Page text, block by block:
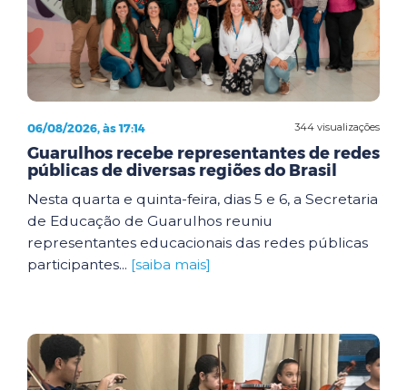
344 visualizações
06/08/2026, às 17:14
Guarulhos recebe representantes de redes
públicas de diversas regiões do Brasil
Nesta quarta e quinta-feira, dias 5 e 6, a Secretaria
de Educação de Guarulhos reuniu
representantes educacionais das redes públicas
participantes... [saiba mais]